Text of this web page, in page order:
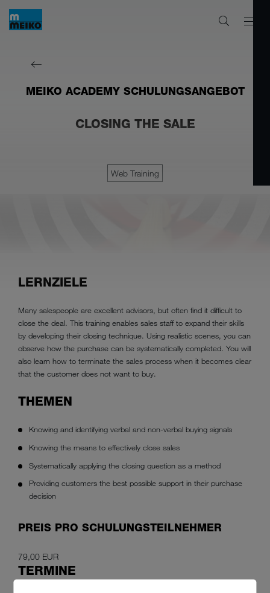
MEIKO ACADEMY SCHULUNGSANGEBOT
CLOSING THE SALE
Web Training
LERNZIELE
Many salespeople are excellent advisors, but often find it difficult to
close the deal. This training enables sales staff to expand their skills
by developing their closing technique. Using realistic scenes, you can
observe how the purchase can be systematically completed. You will
also learn how to terminate the sales process when it becomes clear
that the customer does not want to buy.
THEMEN
Knowing and identifying verbal and non-verbal buying signals
Knowing the means to effectively close sales
Systematically applying the closing question as a method
Providing customers the best possible support in their purchase
decision
PREIS PRO SCHULUNGSTEILNEHMER
79,00 EUR
TERMINE